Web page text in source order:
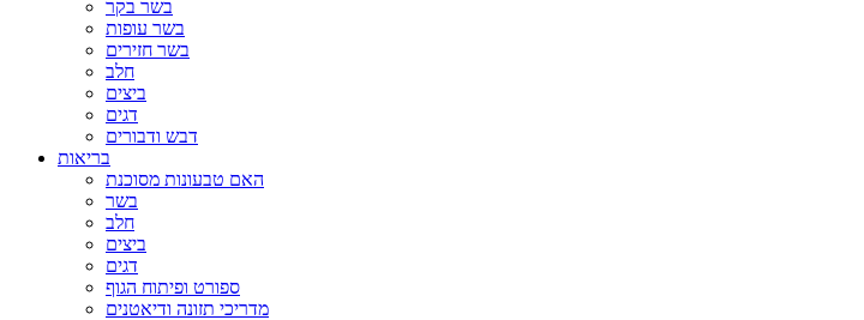
בשר בקר
בשר עופות
בשר חזירים
חלב
ביצים
דגים
דבש ודבורים
בריאות
האם טבעונות מסוכנת
בשר
חלב
ביצים
דגים
ספורט ופיתוח הגוף
מדריכי תזונה ודיאטנים